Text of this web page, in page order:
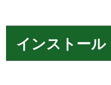
インストール